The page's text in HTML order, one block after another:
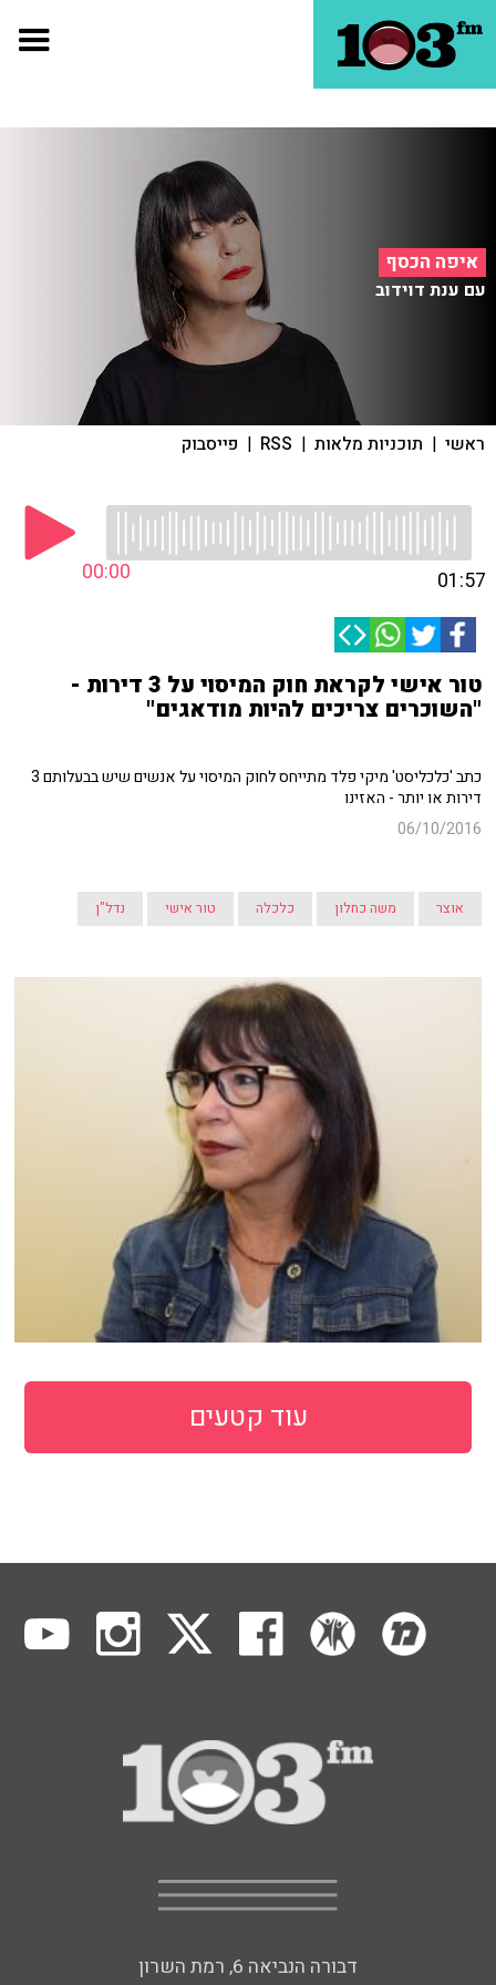
איפה הכסף
עם ענת דוידוב
ראשי | תוכניות מלאות |
RSS
| פייסבוק
00:00 01:57
טור אישי לקראת חוק המיסוי על 3 דירות -
"השוכרים צריכים להיות מודאגים"
כתב 'כלכליסט' מיקי פלד מתייחס לחוק המיסוי על אנשים שיש בבעלותם 3
דירות או יותר - האזינו
06/10/2016
אוצר משה כחלון כלכלה טור אישי נדל"ן
עוד קטעים
דבורה הנביאה 6, רמת השרון